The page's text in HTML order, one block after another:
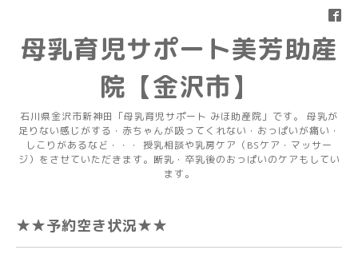
母乳育児サポート美芳助産
院【金沢市】
石川県金沢市新神田「母乳育児サポート みほ助産院」です。 母乳が
足りない感じがする・赤ちゃんが吸ってくれない・おっぱいが痛い・
しこりがあるなど・・・ 授乳相談や乳房ケア（BSケア・マッサー
ジ）をさせていただきます。断乳・卒乳後のおっぱいのケアもしてい
ます。
★★予約空き状況★★